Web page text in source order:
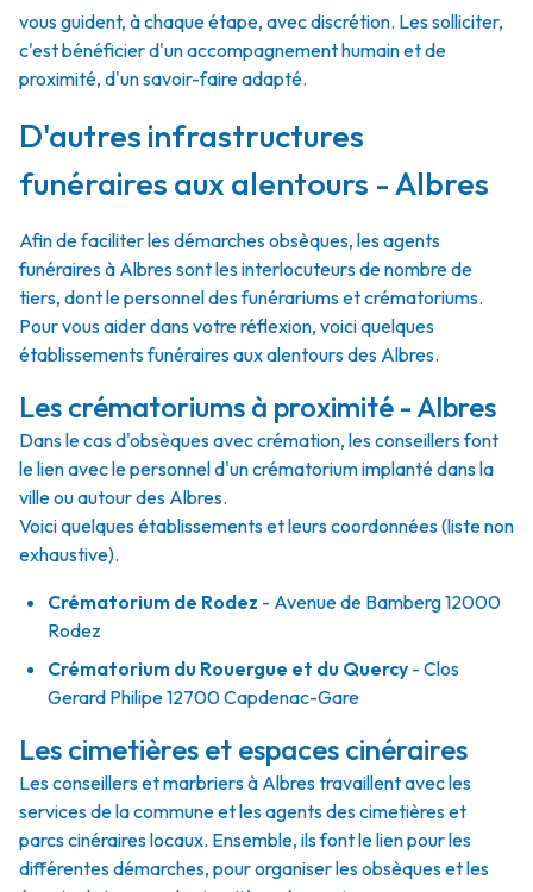
vous guident, à chaque étape, avec discrétion. Les solliciter,
c'est bénéficier d'un accompagnement humain et de
proximité, d'un savoir-faire adapté.
D'autres infrastructures
funéraires aux alentours - Albres
Afin de faciliter les démarches obsèques, les agents
funéraires à Albres sont les interlocuteurs de nombre de
tiers, dont le personnel des funérariums et crématoriums.
Pour vous aider dans votre réflexion, voici quelques
établissements funéraires aux alentours des Albres.
Les crématoriums à proximité - Albres
Dans le cas d'obsèques avec crémation, les conseillers font
le lien avec le personnel d'un crématorium implanté dans la
ville ou autour des Albres.
Voici quelques établissements et leurs coordonnées (liste non
exhaustive).
Crématorium de Rodez - Avenue de Bamberg 12000
Rodez
Crématorium du Rouergue et du Quercy - Clos
Gerard Philipe 12700 Capdenac-Gare
Les cimetières et espaces cinéraires
Les conseillers et marbriers à Albres travaillent avec les
services de la commune et les agents des cimetières et
parcs cinéraires locaux. Ensemble, ils font le lien pour les
différentes démarches, pour organiser les obsèques et les